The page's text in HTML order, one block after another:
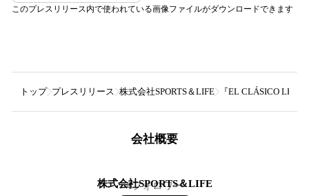
このプレスリリース内で使われている画像ファイルがダウンロードできます
トップ プレスリリース 株式会社SPORTS＆LIFE 『EL CLÁSICO
会社概要
株式会社SPORTS＆LIFE
4フォロワー